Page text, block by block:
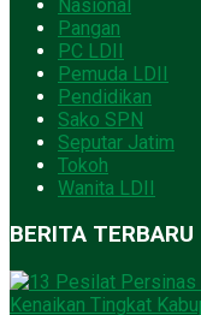
Nasional
Pangan
PC LDII
Pemuda LDII
Pendidikan
Sako SPN
Seputar Jatim
Tokoh
Wanita LDII
BERITA TERBARU